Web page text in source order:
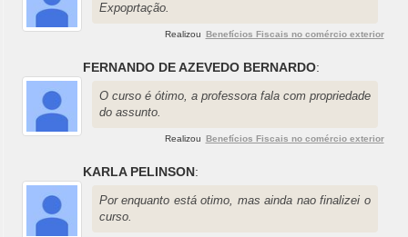
Expoprtação.
Realizou Benefícios Fiscais no comércio exterior
FERNANDO DE AZEVEDO BERNARDO:
O curso é ótimo, a professora fala com propriedade
do assunto.
Realizou Benefícios Fiscais no comércio exterior
KARLA PELINSON:
Por enquanto está otimo, mas ainda nao finalizei o
curso.